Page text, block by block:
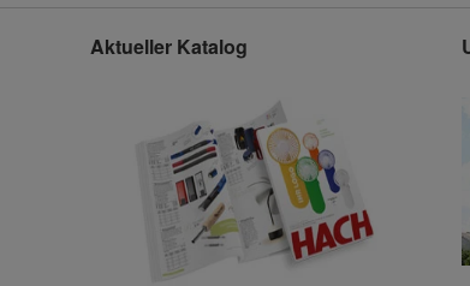
Aktueller Katalog